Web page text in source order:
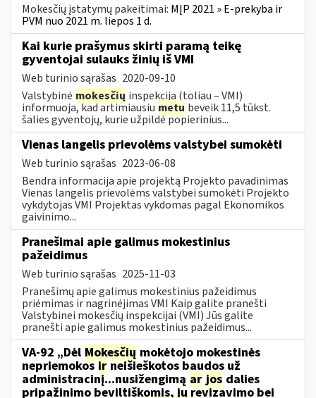
Mokesčių įstatymų pakeitimai: MĮP 2021 » E-prekyba ir
PVM nuo 2021 m. liepos 1 d.
Kai kurie prašymus skirti paramą teikę
gyventojai sulauks žinių iš VMI
Web turinio sąrašas 2020-09-10
Valstybinė mokesčių inspekcija (toliau – VMI)
informuoja, kad artimiausiu metu beveik 11,5 tūkst.
šalies gyventojų, kurie užpildė popierinius...
Vienas langelis prievolėms valstybei sumokėti
Web turinio sąrašas 2023-06-08
Bendra informacija apie projektą Projekto pavadinimas
Vienas langelis prievolėms valstybei sumokėti Projekto
vykdytojas VMI Projektas vykdomas pagal Ekonomikos
gaivinimo...
Pranešimai apie galimus mokestinius
pažeidimus
Web turinio sąrašas 2025-11-03
Pranešimų apie galimus mokestinius pažeidimus
priėmimas ir nagrinėjimas VMI Kaip galite pranešti
Valstybinei mokesčių inspekcijai (VMI) Jūs galite
pranešti apie galimus mokestinius pažeidimus...
VA-92 „Dėl Mokesčių mokėtojo mokestinės
nepriemokosirneišieškotos baudos už
administracinį...nusižengimą ar jos dalies
pripažinimo beviltiškomis, jų revizavimo bei